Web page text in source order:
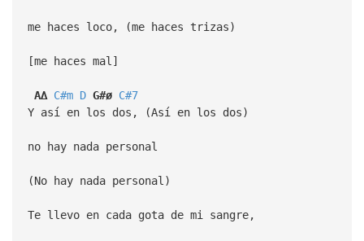
me haces loco, (me haces trizas)
[me haces mal]
A∆ C#m D G#ø C#7
Y así en los dos, (Así en los dos)
no hay nada personal
(No hay nada personal)
Te llevo en cada gota de mi sangre,